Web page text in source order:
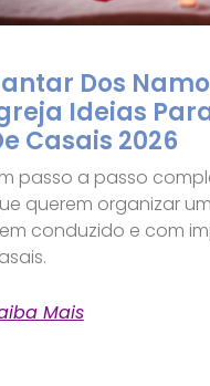
Dos
Ideias
Casais 2026
passo a passo
querem organizar
conduzido e com
Mais